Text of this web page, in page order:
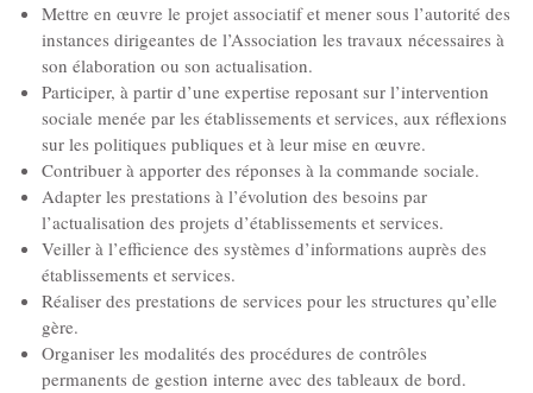
Nos partenaires
Institutionnels
Acteurs
Professionnels
Gouvernance
Conseil d’administration
Le siège
Mettre en œuvre le projet associatif et mener sous l’autorité des
instances dirigeantes de l’Association les travaux nécessaires à
son élaboration ou son actualisation.
Participer, à partir d’une expertise reposant sur l’intervention
sociale menée par les établissements et services, aux réflexions
sur les politiques publiques et à leur mise en œuvre.
Contribuer à apporter des réponses à la commande sociale.
Adapter les prestations à l’évolution des besoins par
l’actualisation des projets d’établissements et services.
Veiller à l’efficience des systèmes d’informations auprès des
établissements et services.
Réaliser des prestations de services pour les structures qu’elle
gère.
Organiser les modalités des procédures de contrôles
permanents de gestion interne avec des tableaux de bord.